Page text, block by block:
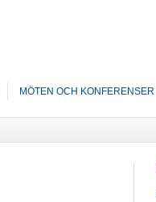
MÖTEN OCH KONFERENSER